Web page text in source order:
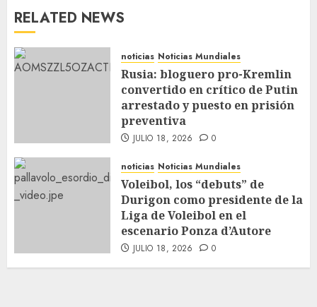
RELATED NEWS
noticias Noticias Mundiales
Rusia: bloguero pro-Kremlin
convertido en crítico de Putin
arrestado y puesto en prisión
preventiva
JULIO 18, 2026 0
noticias Noticias Mundiales
Voleibol, los “debuts” de
Durigon como presidente de la
Liga de Voleibol en el
escenario Ponza d’Autore
JULIO 18, 2026 0